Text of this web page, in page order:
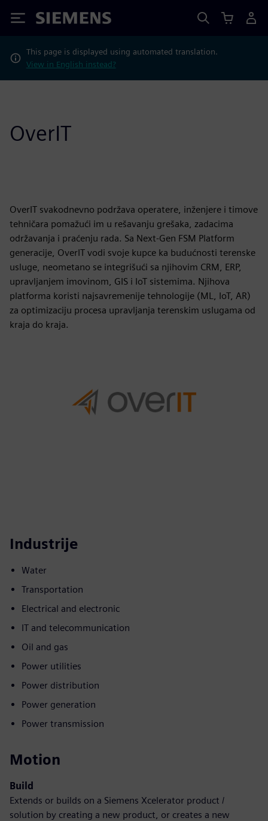
Siemens
This page is displayed using automated translation.
View in English instead?
OverIT
OverIT svakodnevno podržava operatere, inženjere i timove
tehničara pomažući im u rešavanju grešaka, zadacima
održavanja i praćenju rada. Sa Next-Gen FSM Platform
generacije, OverIT vodi svoje kupce ka budućnosti terenske
usluge, neometano se integrišući sa njihovim CRM, ERP,
upravljanjem imovinom, GIS i IoT sistemima. Njihova
platforma koristi najsavremenije tehnologije (ML, IoT, AR)
za optimizaciju procesa upravljanja terenskim uslugama od
kraja do kraja.
Industrije
Water
Transportation
Electrical and electronic
IT and telecommunication
Oil and gas
Power utilities
Power distribution
Power generation
Power transmission
Motion
Build
Extends or builds on a Siemens Xcelerator product /
solution by creating a new product, or creates a new